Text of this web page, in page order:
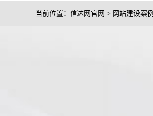
当前位置： 信达网官网 > 网站建设案例